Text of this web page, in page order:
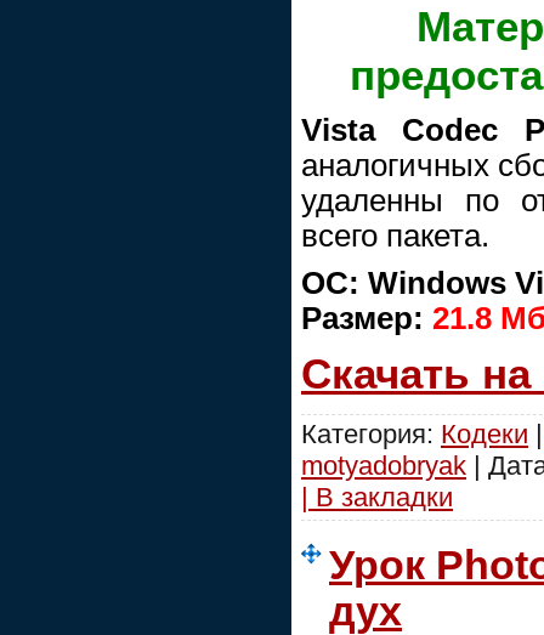
Vista Codec
аналогичных
удаленны по
всего пакета.
ОС: Windows
Размер: 21.8
Скачать
Категория: Кодеки
motyadobryak |
| В закладки
Урок
дух